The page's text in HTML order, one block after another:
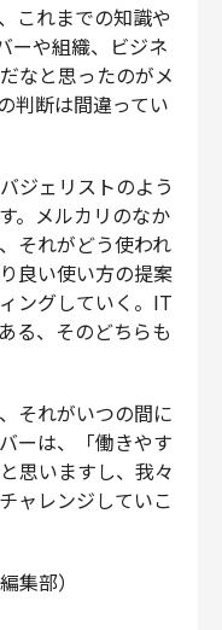
これまでの知識や
ーや組織、ビジネ
なと思ったのがメ
判断は間違ってい
ジェリストのよう
。メルカリのなか
それがどう使われ
良い使い方の提案
ングしていく。IT
る、そのどちらも
それがいつの間に
ーは、「働きやす
思いますし、我々
ャレンジしていこ
集部）